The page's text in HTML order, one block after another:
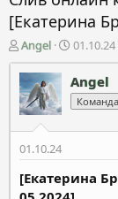
[Екатерина
А
в
т
о
р
м
ы
Angel
Д
а
т
а
н
а
а
01.10.24
Angel
01.10.24
[Екатерина